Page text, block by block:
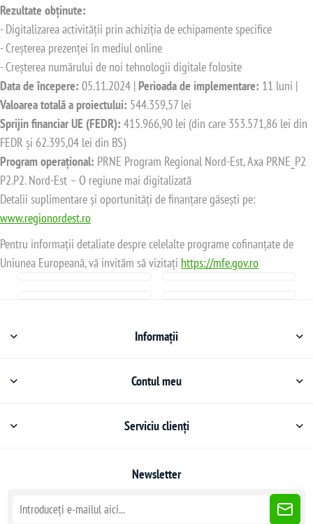
Rezultate obținute:
- Digitalizarea activității prin achiziția de echipamente specifice
- Creșterea prezenței în mediul online
- Creșterea numărului de noi tehnologii digitale folosite
Data de începere: 05.11.2024 | Perioada de implementare: 11 luni |
Valoarea totală a proiectului: 544.359,57 lei
Sprijin financiar UE (FEDR): 415.966,90 lei (din care 353.571,86 lei din
FEDR și 62.395,04 lei din BS)
Program operațional: PRNE Program Regional Nord-Est, Axa PRNE_P2
P2.P2. Nord-Est – O regiune mai digitalizată
Detalii suplimentare și oportunități de finanțare găsești pe:
www.regionordest.ro
Pentru informații detaliate despre celelalte programe cofinanțate de
Uniunea Europeană, vă invităm să vizitați https://mfe.gov.ro
Informații
Contul meu
Serviciu clienți
Newsletter